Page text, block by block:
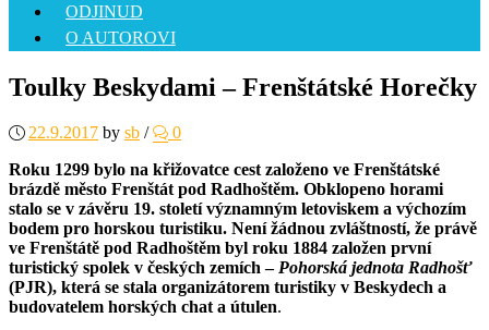
ODJINUD
O AUTOROVI
Toulky Beskydami – Frenštátské Horečky
22.9.2017 by sb /
0
Roku 1299 bylo na křižovatce cest založeno ve Frenštátské
brázdě město Frenštát pod Radhoštěm. Obklopeno horami
stalo se v závěru 19. století významným letoviskem a výchozím
bodem pro horskou turistiku. Není žádnou zvláštností, že právě
ve Frenštátě pod Radhoštěm byl roku 1884 založen první
turistický spolek v českých zemích –Pohorská jednota Radhošť
(PJR), která se stala organizátorem turistiky v Beskydech a
budovatelem horských chat a útulen.